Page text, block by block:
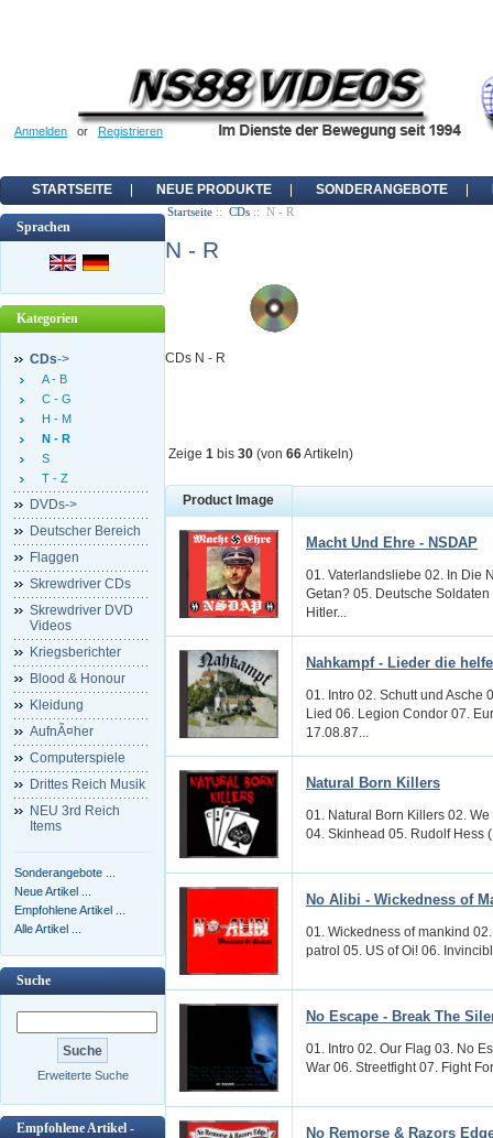
Anmelden or Registrieren
STARTSEITE NEUE PRODUKTE SONDERANGEBOTE
Sprachen
Kategorien
CDs->
A - B
C - G
H - M
N - R
S
T - Z
DVDs->
Deutscher Bereich
Flaggen
Skrewdriver CDs
Skrewdriver DVD
Videos
Kriegsberichter
Blood & Honour
Kleidung
AufnÃ¤her
Computerspiele
Drittes Reich Musik
NEU 3rd Reich
Items
Sonderangebote ...
Neue Artikel ...
Empfohlene Artikel ...
Alle Artikel ...
Suche
Erweiterte Suche
Empfohlene Artikel -
Startseite :: CDs :: N - R
N - R
CDs N - R
Zeige 1 bis 30 (von 66Artikeln)
Product Image
Macht Und Ehre - NSDAP
01. Vaterlandsliebe 02. In Die
Getan? 05. Deutsche
Hitler...
Nahkampf - Lieder die
01. Intro 02. Schutt und Asche
Lied 06. Legion Condor 07.
17.08.87...
Natural Born Killers
01. Natural Born Killers 02.
04. Skinhead 05. Rudolf Hess
No Alibi - Wickedness of
01. Wickedness of mankind
patrol 05. US of Oi! 06.
No Escape - Break The
01. Intro 02. Our Flag 03. No
War 06. Streetfight 07. Fight
No Remorse & Razors